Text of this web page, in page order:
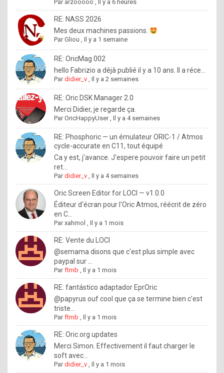
b
y
o
l
e
x
.
I
f
y
o
u
w
a
n
t
o
n
o
w
h
Par arzooooo ,Il y a 6 heures
RE: NASS 2026
Mes deux machines passions.
ParGliou ,Il y a 1 semaine
RE: OricMag 002
hello Fabrizio a déjà publié il y a 10 ans. Il a réce...
Pardidier_v ,Il y a 2 semaines
RE: Oric DSK Manager 2.0
Merci Didier, je regarde ça.
ParOricHappyUser,Il y a 4 semaines
RE: Phosphoric — un émulateur ORIC-1 / Atmos
cycle-accurate en C11, tout équipé
Ca y est, j'avance. J'espere pouvoir faire un petit
ret...
Pardidier_v ,Il y a 4 semaines
Oric Screen Editor for LOCI — v1.0.0
Éditeur d'écran pour l'Oric Atmos, réécrit de zéro
en C...
Parxahmol ,Il y a 1 mois
RE: Vente du LOCI
@semama disons que c'est plus simple avec
paypal sur ...
Parftmb ,Il y a 1 mois
RE: fantástico adaptador EprOric
@papyrus ouf cool que ça se termine bien c'est
triste...
Parftmb ,Il y a 1 mois
RE: Oric.org updates
Merci Simon. Effectivement il faut charger le
soft avec...
Pardidier_v ,Il y a 1 mois